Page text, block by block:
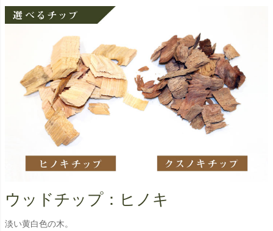
ウッドチップ：ヒノキ
淡い黄白色の木。